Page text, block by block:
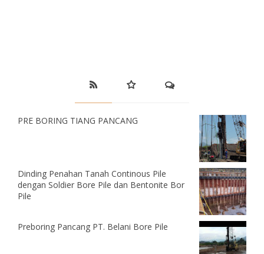
PRE BORING TIANG PANCANG
Dinding Penahan Tanah Continous Pile
dengan Soldier Bore Pile dan Bentonite Bor
Pile
Preboring Pancang PT. Belani Bore Pile